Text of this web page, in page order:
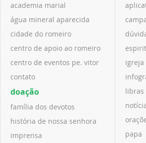
academia marial
água mineral aparecida
cidade do romeiro
centro de apoio ao romeiro
centro de eventos pe. vitor
contato
doação
família dos devotos
história de nossa senhora
imprensa
igreja
libras
papa